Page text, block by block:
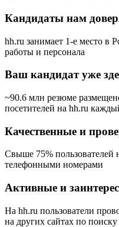
Кандидаты нам
hh.ru занимает 1-е место в
работы и персонала
Ваш кандидат уже
~90.6 млн резюме
посетителей на hh.ru
Качественные и
Свыше 75% пользователей
телефонными номерами
Активные и
На hh.ru пользователи
на других сайтах по